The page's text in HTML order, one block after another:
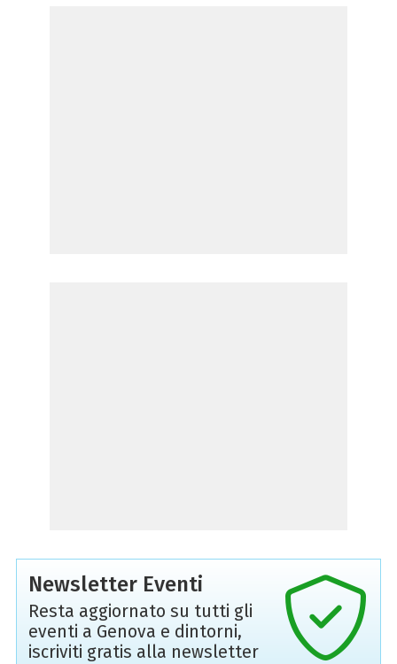
Newsletter Eventi
Resta aggiornato su tutti gli
eventi a Genova e dintorni,
iscriviti gratis alla newsletter